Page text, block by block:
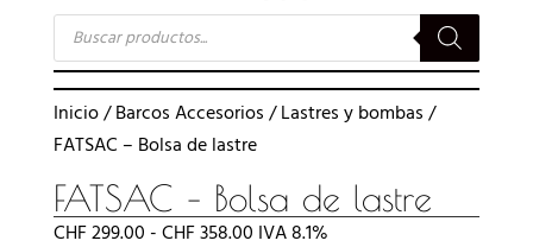
BÚSQUEDA
PRODUCTOS
Inicio/Barcos Accesorios /Lastres y bombas /
FATSAC – Bolsa de lastre
FATSAC – Bolsa de lastre
CHF299.00 - CHF358.00Rango
IVA 8.1%